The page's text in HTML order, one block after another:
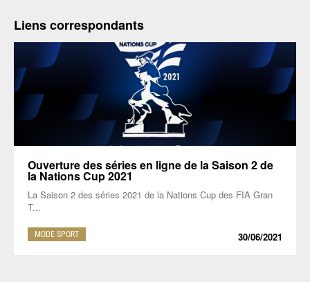
Liens correspondants
Ouverture des séries en ligne de la Saison 2 de
la Nations Cup 2021
La Saison 2 des séries 2021 de la Nations Cup des FIA Gran
T...
MODE SPORT 30/06/2021